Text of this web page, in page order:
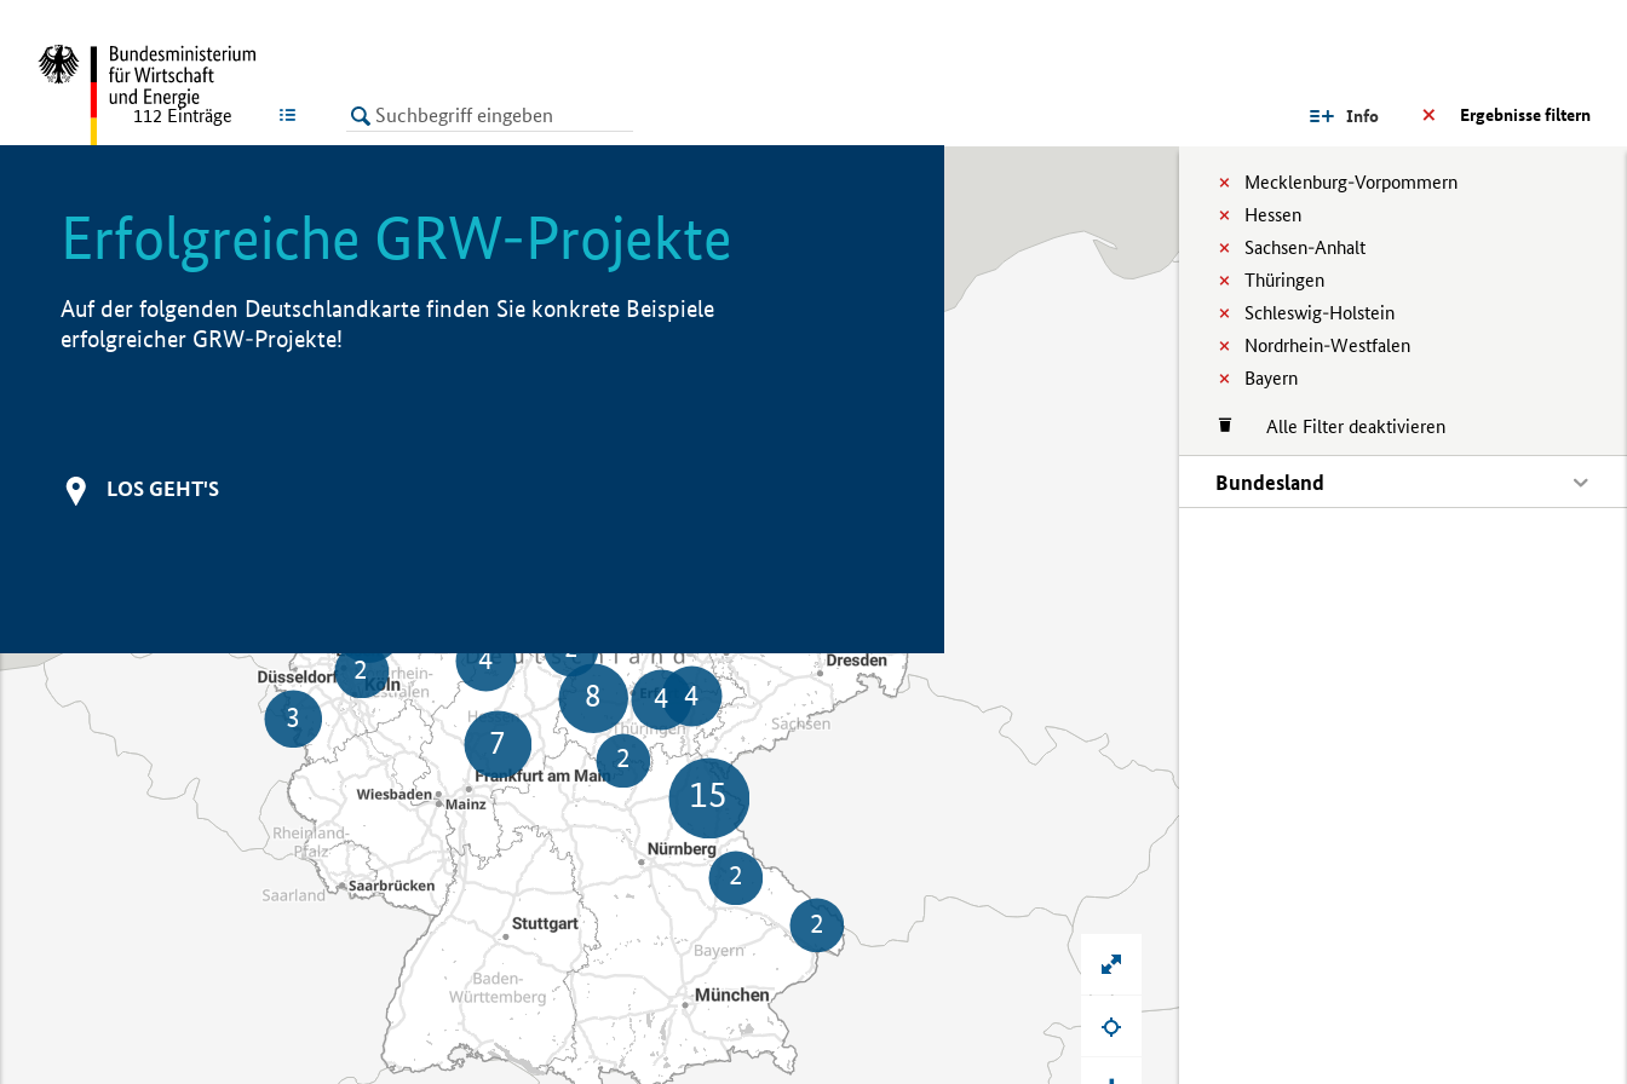
LISTE Ergebnisse filtern
Info
Mecklenburg-Vorpommern
Hessen
Sachsen-Anhalt
Thüringen
Schleswig-Holstein
Nordrhein-Westfalen
Bayern
Alle Filter deaktivieren
Bundesland
112 Einträge
Erfolgreiche GRW-Projekte
Auf der folgenden Deutschlandkarte finden Sie konkrete Beispiele
erfolgreicher GRW-Projekte!
LOS GEHT'S